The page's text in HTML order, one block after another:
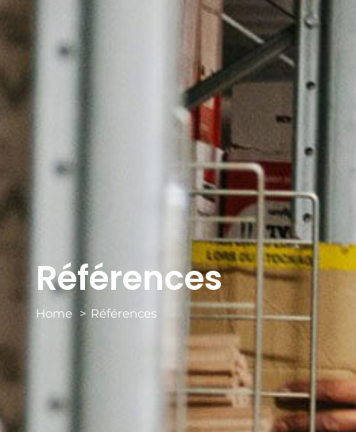
Références
Home Références